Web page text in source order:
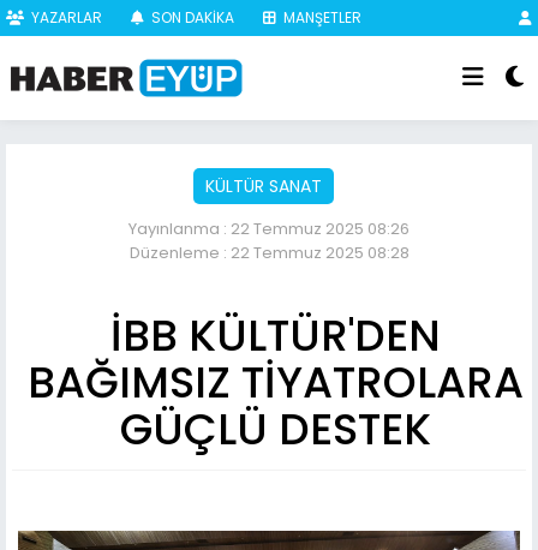
YAZARLAR SON DAKİKA MANŞETLER
KÜLTÜR SANAT
Yayınlanma : 22 Temmuz 2025 08:26
Düzenleme : 22 Temmuz 2025 08:28
İBB KÜLTÜR'DEN
BAĞIMSIZ TİYATROLARA
GÜÇLÜ DESTEK